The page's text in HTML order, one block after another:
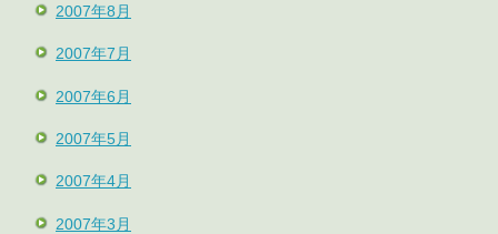
2007年8月
2007年7月
2007年6月
2007年5月
2007年4月
2007年3月